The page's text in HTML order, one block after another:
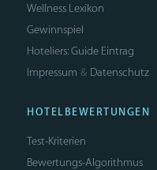
Wellness Lexikon
Gewinnspiel
Hoteliers: Guide Eintrag
Impressum & Datenschutz
HOTELBEWERTUNGEN
Test-Kriterien
Bewertungs-Algorithmus